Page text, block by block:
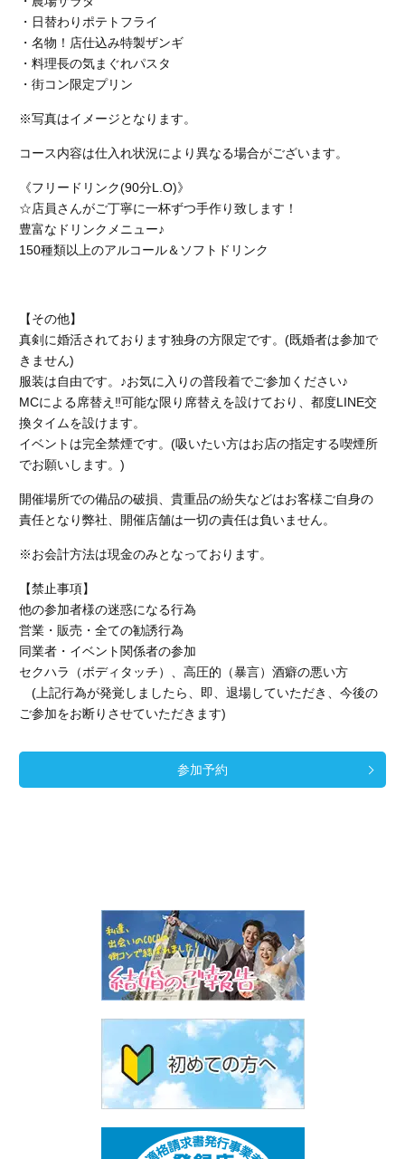
・日替わりポテトフライ
・名物！店仕込み特製ザンギ
・料理長の気まぐれパスタ
・街コン限定プリン
※写真はイメージとなります。
コース内容は仕入れ状況により異なる場合がございます。
《フリードリンク(90分L.O)》
☆店員さんがご丁寧に一杯ずつ手作り致します！
豊富なドリンクメニュー♪
150種類以上のアルコール＆ソフトドリンク
【その他】
真剣に婚活されております独身の方限定です。(既婚者は参加で
きません)
服装は自由です。♪お気に入りの普段着でご参加ください♪
MCによる席替え‼︎可能な限り席替えを設けており、都度LINE交
換タイムを設けます。
イベントは完全禁煙です。(吸いたい方はお店の指定する喫煙所
でお願いします。)
開催場所での備品の破損、貴重品の紛失などはお客様ご自身の
責任となり弊社、開催店舗は一切の責任は負いません。
※お会計方法は現金のみとなっております。
【禁止事項】
他の参加者様の迷惑になる行為
営業・販売・全ての勧誘行為
同業者・イベント関係者の参加
セクハラ（ボディタッチ）、高圧的（暴言）酒癖の悪い方
(上記行為が発覚しましたら、即、退場していただき、今後の
ご参加をお断りさせていただきます)
参加予約